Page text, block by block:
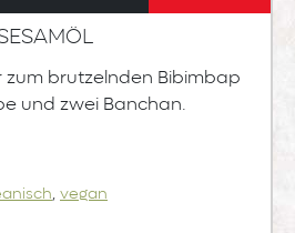
zum brutzelnden Bibimbap
und zwei Banchan.
vegan